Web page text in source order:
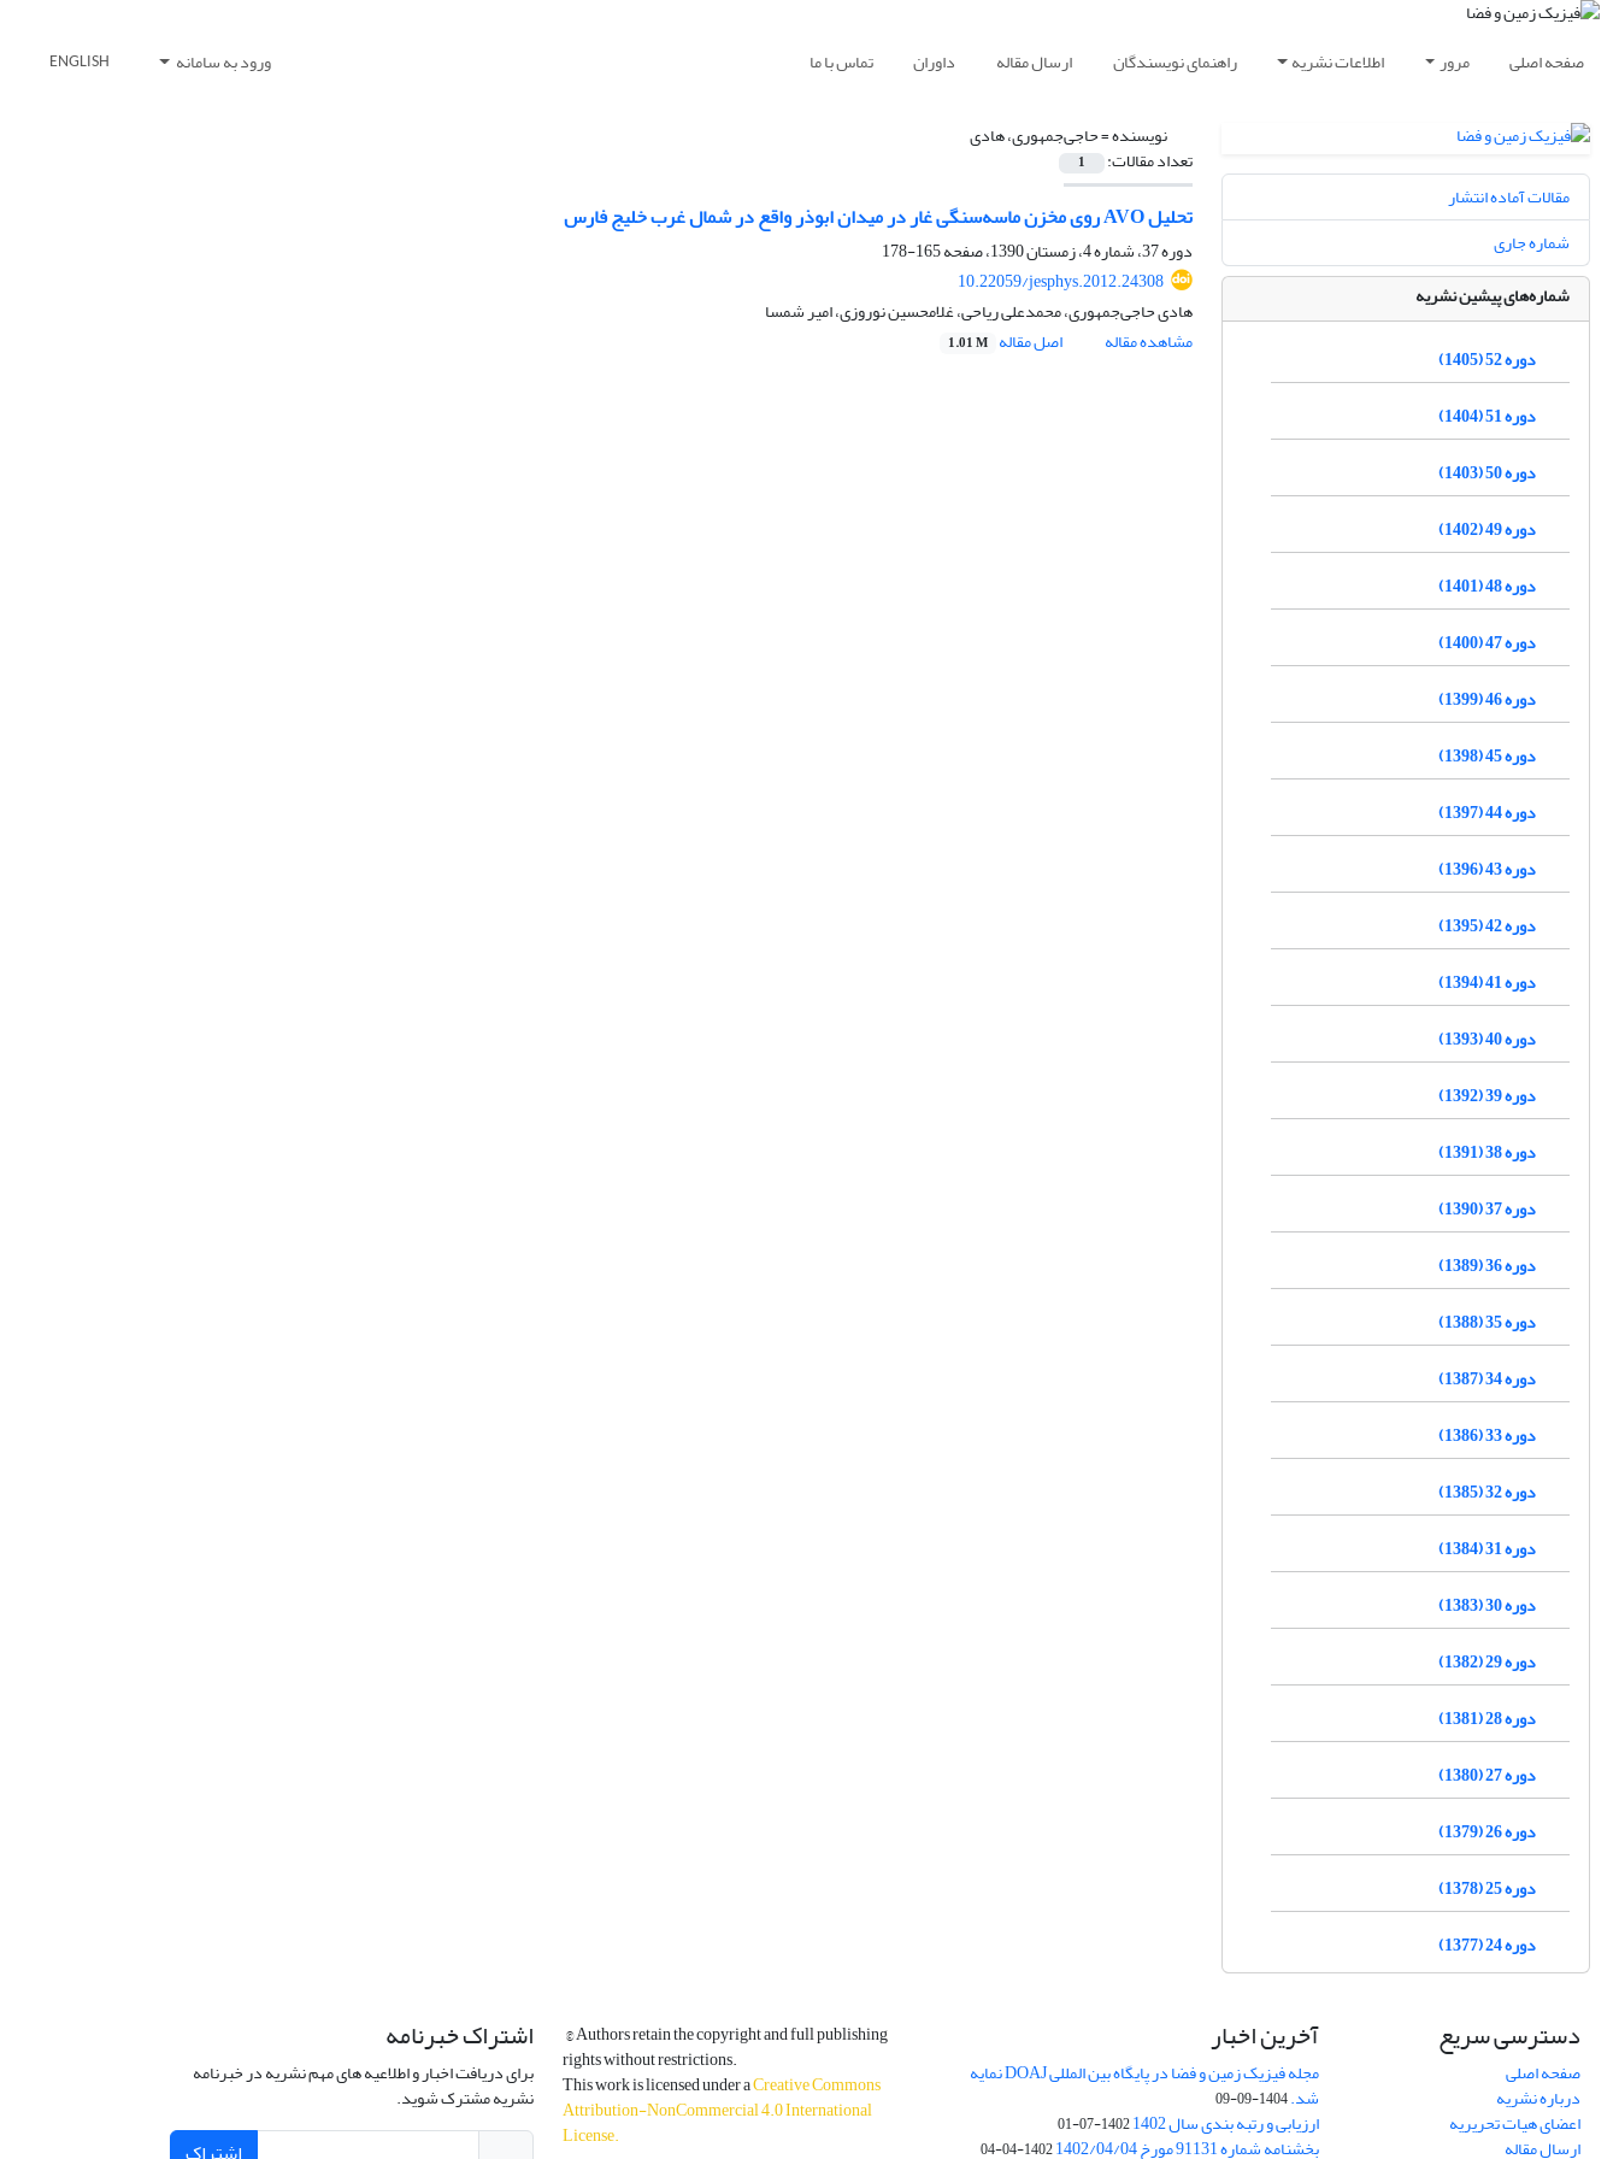
صفحه اصلی مرور اطلاعات نشریه راهنمای نویسندگان ارسال مقاله داوران تماس با ما ورود به سامانه ENGLISH
نویسنده =حاجی‌‌جمهوری، هادی
تعداد مقالات: 1
تحلیل AVO روی مخزن ماسه‌سنگی غار در میدان ابوذر واقع در شمال غرب خلیج فارس
دوره 37، شماره 4، زمستان 1390، صفحه
165-178
10.22059/jesphys.2012.24308
هادی حاجی‌‌جمهوری، محمدعلی ریاحی، غلامحسین نوروزی، امیر شمسا
مشاهده مقاله
اصل مقاله 1.01 M
مقالات آماده انتشار
شماره جاری
شماره‌های پیشین نشریه
دوره 52 (1405)
دوره 51 (1404)
دوره 50 (1403)
دوره 49 (1402)
دوره 48 (1401)
دوره 47 (1400)
دوره 46 (1399)
دوره 45 (1398)
دوره 44 (1397)
دوره 43 (1396)
دوره 42 (1395)
دوره 41 (1394)
دوره 40 (1393)
دوره 39 (1392)
دوره 38 (1391)
دوره 37 (1390)
دوره 36 (1389)
دوره 35 (1388)
دوره 34 (1387)
دوره 33 (1386)
دوره 32 (1385)
دوره 31 (1384)
دوره 30 (1383)
دوره 29 (1382)
دوره 28 (1381)
دوره 27 (1380)
دوره 26 (1379)
دوره 25 (1378)
دوره 24 (1377)
دسترسی سریع
صفحه اصلی
درباره نشریه
اعضای هیات تحریریه
ارسال مقاله
آخرین اخبار
مجله فیزیک زمین و فضا در پایگاه بین المللی DOAJ نمایه
شد.1404-09-09
ارزیابی و رتبه بندی سال 1402 1402-07-01
بخشنامه شماره 91131 مورخ 1402/04/04 1402-04-04
© Authors retain the copyright and full publishing
rights without restrictions.
This work is licensed under aCreative Commons
Attribution-NonCommercial 4.0 International
License.
اشتراک خبرنامه
برای دریافت اخبار و اطلاعیه های مهم نشریه در خبرنامه
نشریه مشترک شوید.